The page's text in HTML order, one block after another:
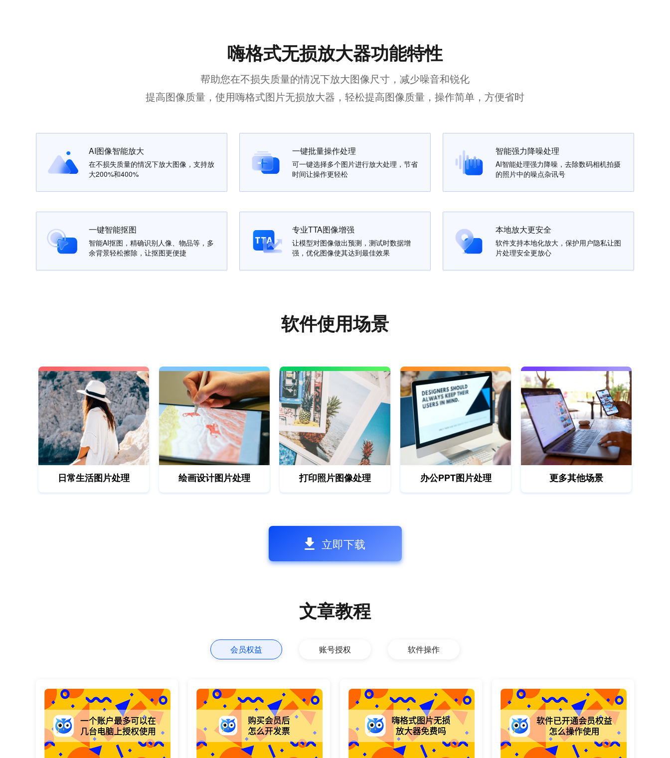
嗨格式无损放大器功能特性
帮助您在不损失质量的情况下放大图像尺寸，减少噪音和锐化
提高图像质量，使用嗨格式图片无损放大器，轻松提高图像质量，操作简单，方便省时
AI图像智能放大
在不损失质量的情况下放大图像，支持放
大200%和400%
一键批量操作处理
可一键选择多个图片进行放大处理，节省
时间让操作更轻松
智能强力降噪处理
AI智能处理强力降噪，去除数码相机拍摄
的照片中的噪点杂讯号
一键智能抠图
智能AI抠图，精确识别人像、物品等，多
余背景轻松擦除，让抠图更便捷
专业TTA图像增强
让模型对图像做出预测，测试时数据增
强，优化图像使其达到最佳效果
本地放大更安全
软件支持本地化放大，保护用户隐私让图
片处理安全更放心
软件使用场景
日常生活图片处理 绘画设计图片处理 打印照片图像处理 办公PPT图片处理 更多其他场景
立即下载
文章教程
会员权益 账号授权 软件操作